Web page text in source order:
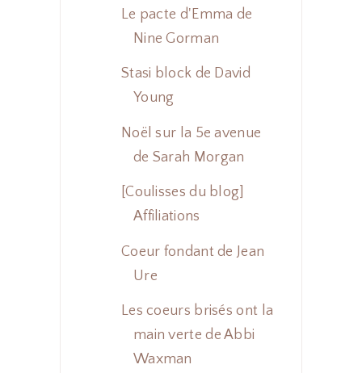
Le pacte d'Emma de
Nine Gorman
Stasi block de David
Young
Noël sur la 5e avenue
de Sarah Morgan
[Coulisses du blog]
Affiliations
Coeur fondant de Jean
Ure
Les coeurs brisés ont la
main verte de Abbi
Waxman